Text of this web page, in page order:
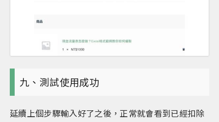
九、測試使用成功
延續上個步驟輸入好了之後，正常就會看到已經扣除